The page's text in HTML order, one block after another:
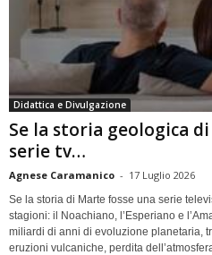
Didattica e Divulgazione
Se la storia geologica
serie tv…
Agnese Caramanico - 17 Luglio 2026
Se la storia di Marte fosse una serie
stagioni: il Noachiano, l’Esperiano e
miliardi di anni di evoluzione planetaria,
eruzioni vulcaniche, perdita